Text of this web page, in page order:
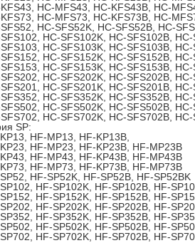
HC-MFS43, HC-KFS43B, HC-
HC-MFS73, HC-KFS73B, HC-
HC-SFS52K, HC-SFS52B, HC-
HC-SFS102K, HC-SFS102B,
HC-SFS103K, HC-SFS103B,
HC-SFS152K, HC-SFS152B,
HC-SFS153K, HC-SFS153B,
HC-SFS202K, HC-SFS202B,
HC-SFS201K, HC-SFS201B,
HC-SFS352K, HC-SFS352B,
HC-SFS502K, HC-SFS502B,
HC-SFS702K, HC-SFS702B,
SP:
HF-MP13, HF-KP13B,
HF-MP23, HF-KP23B, HF-MP23B
HF-MP43, HF-KP43B, HF-MP43B
HF-MP73, HF-KP73B, HF-MP73B
HF-SP52K, HF-SP52B, HF-SP52BK
HF-SP102K, HF-SP102B, HF-
HF-SP152K, HF-SP152B, HF-
HF-SP202K, HF-SP202B, HF-
HF-SP352K, HF-SP352B, HF-
HF-SP502K, HF-SP502B, HF-
HF-SP702K, HF-SP702B, HF-